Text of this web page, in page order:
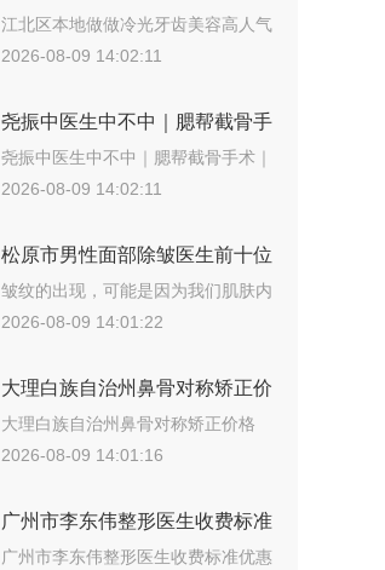
十强哪个医生好-江北区做冷光
牙齿美容口腔医生
江北区本地做做冷光牙齿美容高人气
医院…
2026-08-09 14:02:11
尧振中医生中不中｜腮帮截骨手
术｜附福州台江艾尚美医疗美容
门诊部价位表
尧振中医生中不中｜腮帮截骨手术｜
附福州台…
2026-08-09 14:02:11
松原市男性面部除皱医生前十位
无悬念上榜-松原市男性面部除
皱医生
皱纹的出现，可能是因为我们肌肤内
有时过多…
2026-08-09 14:01:22
大理白族自治州鼻骨对称矫正价
格(费用)清单2025热门项目出
炉-大理白族自治州鼻骨对称矫
大理白族自治州鼻骨对称矫正价格
(费用)清…
2026-08-09 14:01:16
广州市李东伟整形医生收费标准
优惠在线预览
广州市李东伟整形医生收费标准优惠